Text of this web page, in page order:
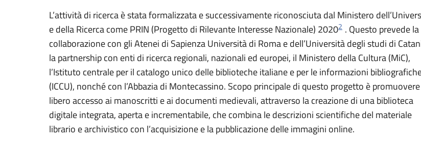
L’attività di ricerca è stata formalizzata e successivamente riconosciuta dal Ministero
e della Ricerca come PRIN (Progetto di Rilevante Interesse Nazionale) 20202 . Questo prevede la
collaborazione con gli Atenei di Sapienza Università di Roma e dell’Università degli studi di
la partnership con enti di ricerca regionali, nazionali ed europei, il Ministero della Cultura (MiC),
l’Istituto centrale per il catalogo unico delle biblioteche italiane e per le informazioni
(ICCU), nonché con l’Abbazia di Montecassino. Scopo principale di questo progetto è
libero accesso ai manoscritti e ai documenti medievali, attraverso la creazione di una biblioteca
digitale integrata, aperta e incrementabile, che combina le descrizioni scientifiche del materiale
librario e archivistico con l’acquisizione e la pubblicazione delle immagini online.